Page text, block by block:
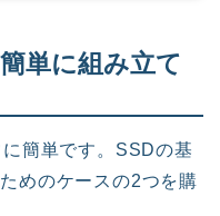
単に組み立て
簡単です。SSDの基
めのケースの2つを購